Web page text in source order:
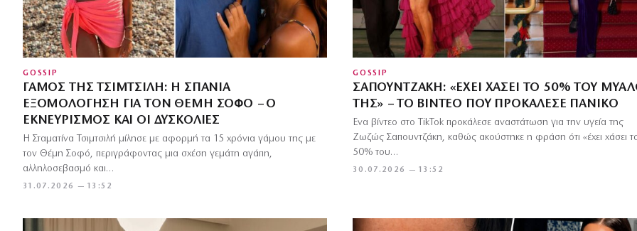
GOSSIP
ΓΆΜΟΣ ΤΗΣ ΤΣΙΜΤΣΙΛΉ: Η ΣΠΆΝΙΑ
ΕΞΟΜΟΛΌΓΗΣΗ ΓΙΑ ΤΟΝ ΘΈΜΗ ΣΟΦΟ – Ο
ΕΚΝΕΥΡΙΣΜΌΣ ΚΑΙ ΟΙ ΔΥΣΚΟΛΊΕΣ
31.07.2026 — 13:52
Η Σταματίνα Τσιμτσιλή μίλησε με αφορμή τα 15 χρόνια γάμου της με
τον Θέμη Σοφό, περιγράφοντας μια σχέση γεμάτη αγάπη,
αλληλοσεβασμό και…
GOSSIP
ΣΑΠΟΥΝΤΖΆΚΗ: «ΈΧΕΙ ΧΆΣΕΙ ΤΟ 50% ΤΟΥ
ΤΗΣ» – ΤΟ ΒΊΝΤΕΟ ΠΟΥ ΠΡΟΚΆΛΕΣΕ ΠΑΝΙΚΌ
30.07.2026 — 13:52
Ένα βίντεο στο TikTok προκάλεσε αναστάτωση για την υγεία της
Ζωζώς Σαπουντζάκη, καθώς ακούστηκε η φράση ότι «έχει χάσει
50% του…